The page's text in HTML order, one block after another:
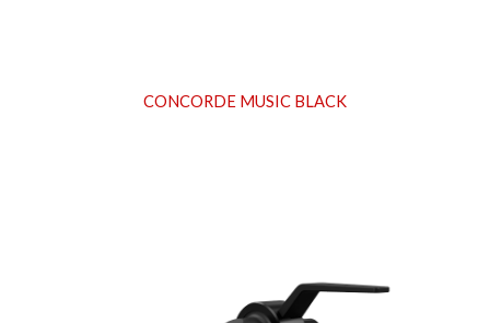
CONCORDE MUSIC BLACK